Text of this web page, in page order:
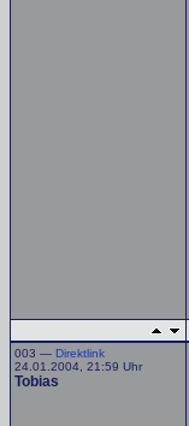
003 — Direktlink
24.01.2004, 21:59 Uhr
Tobias